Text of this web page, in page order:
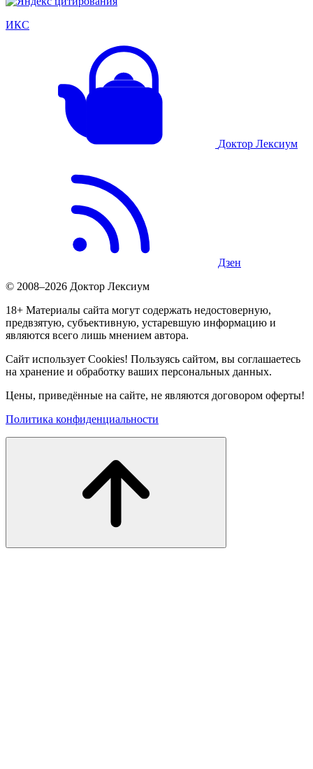
ИКС
Доктор Лексиум
Дзен
© 2008–2026 Доктор Лексиум
18+ Материалы сайта могут содержать недостоверную,
предвзятую, субъективную, устаревшую информацию и
являются всего лишь мнением автора.
Сайт использует Cookies! Пользуясь сайтом, вы соглашаетесь
на хранение и обработку ваших персональных данных.
Цены, приведённые на сайте, не являются договором оферты!
Политика конфиденциальности